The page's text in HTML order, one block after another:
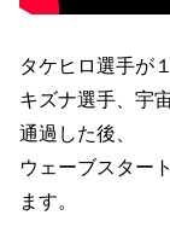
タケヒロ選手が
キズナ選手、宇
通過した後、
ウェーブスター
ます。